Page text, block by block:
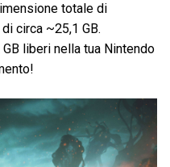
totale di
circa ~25,1 GB.
liberi nella tua Nintendo